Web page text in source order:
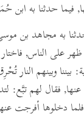
فيما حدثنا به ابن
به مجاهد بن
على الناس,
بيننا وبينهم
فقال لهم تبَّع:
دخلوها أفرجت